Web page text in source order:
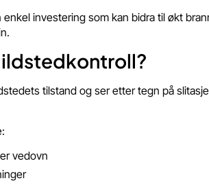
investering som kan bidra til økt
tilstand og ser etter tegn på
vedovn